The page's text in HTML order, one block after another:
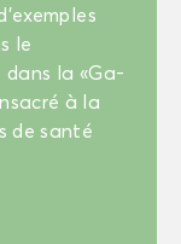
le
dans la «Ga­
à la
de santé